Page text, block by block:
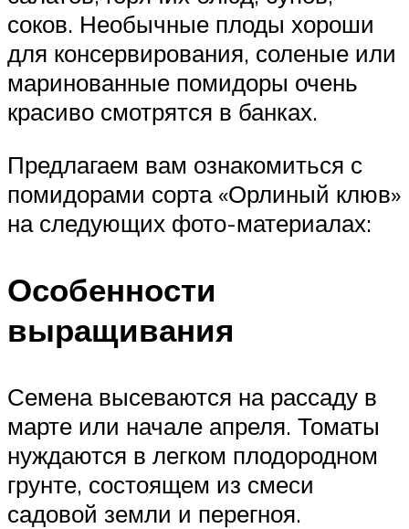
соков. Необычные плоды хороши
для консервирования, соленые или
маринованные помидоры очень
красиво смотрятся в банках.
Предлагаем вам ознакомиться с
помидорами сорта «Орлиный клюв»
на следующих фото-материалах:
Особенности
выращивания
Семена высеваются на рассаду в
марте или начале апреля. Томаты
нуждаются в легком плодородном
грунте, состоящем из смеси
садовой земли и перегноя.